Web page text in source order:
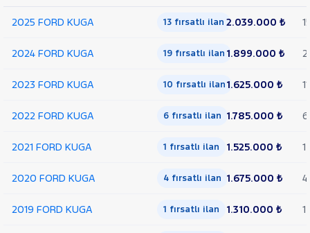
2025 FORD KUGA 13 fırsatlı ilan 2.039.000 ₺
2024 FORD KUGA 19 fırsatlı ilan 1.899.000 ₺
2023 FORD KUGA 10 fırsatlı ilan1.625.000 ₺ 11
2022 FORD KUGA 6 fırsatlı ilan 1.785.000 ₺ 6
2021 FORD KUGA 1 fırsatlı ilan 1.525.000 ₺ 1
2020 FORD KUGA 4 fırsatlı ilan 1.675.000 ₺ 4
2019 FORD KUGA 1 fırsatlı ilan 1.310.000 ₺ 1